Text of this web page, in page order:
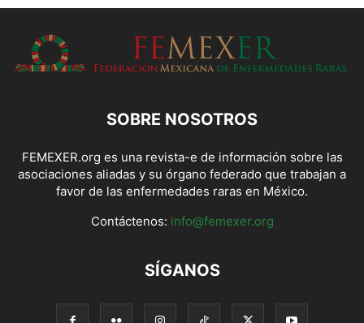
SOBRE NOSOTROS
FEMEXER.org es una revista-e de información sobre las
asociaciones aliadas y su órgano federado que trabajan a
favor de las enfermedades raras en México.
Contáctenos: info@femexer.org
SÍGANOS